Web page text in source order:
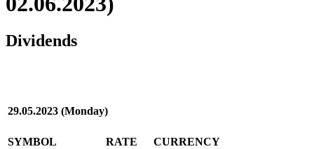
Dividends
29.05.2023 (Monday)
SYMBOL RATE
CURRENCY